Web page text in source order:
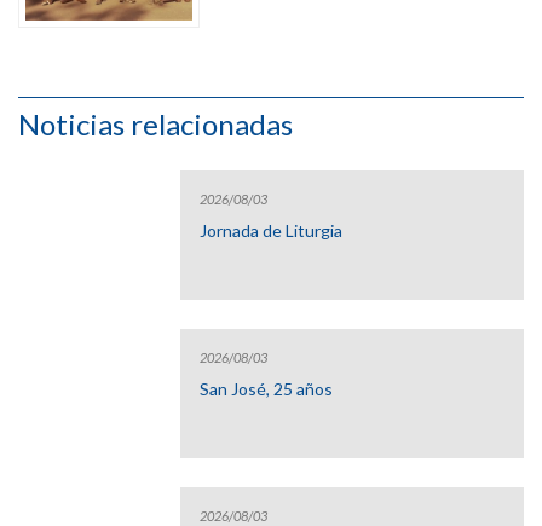
Noticias relacionadas
2026/08/03
Jornada de Liturgia
2026/08/03
San José, 25 años
2026/08/03